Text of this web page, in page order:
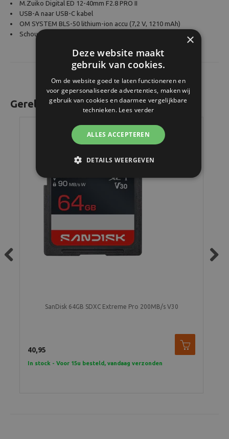
M.Zuiko Digital ED 12-40mm F2.8 PRO II
USB-A naar USB-C kabel
OM SYSTEM BLS-50 lithium-ion accu (7,2 V, 1210 mAh)
Schouderriem
Gerelateerde producten
SanDisk 64GB SDXC Extreme Pro 200MB/s V30
40,95
In stock - Voor 15u besteld, vandaag verzonden
×
Deze website maakt
gebruik van cookies.
Om de website goed te laten functioneren en
voor gepersonaliseerde advertenties, maken wij
gebruik van cookies en daarmee vergelijkbare
technieken. Lees verder
ALLES ACCEPTEREN
DETAILS WEERGEVEN